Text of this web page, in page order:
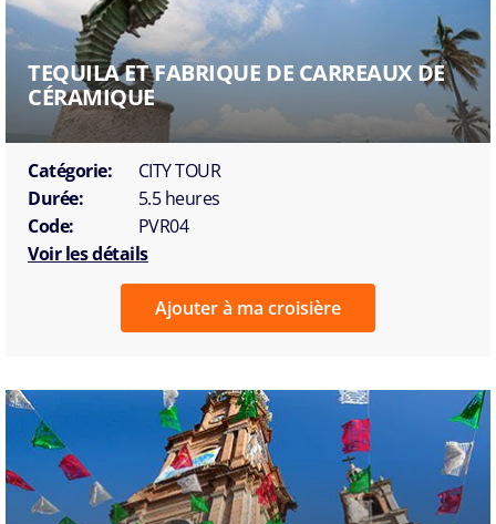
TEQUILA ET FABRIQUE DE CARREAUX DE
CÉRAMIQUE
Catégorie:
CITY TOUR
Durée:
5.5 heures
Code:
PVR04
Voir les détails
Ajouter à ma croisière